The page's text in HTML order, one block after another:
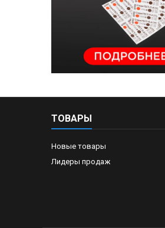
ТОВАРЫ
Новые товары
Лидеры продаж